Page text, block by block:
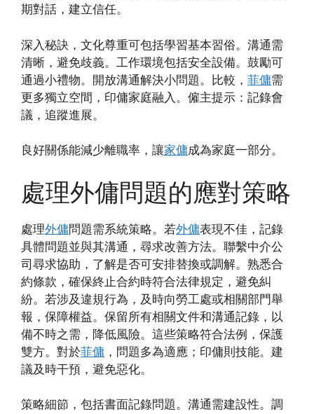
期對話，建立信任。
深入秘訣，文化尊重可包括學習基本習俗。溝通需
清晰，避免歧義。工作環境包括安全設備。鼓勵可
通過小禮物。開放溝通解決小問題。比較， 菲傭需
更多獨立空間，印傭家庭融入。僱主提示：記錄會
議，追蹤進展。
良好關係能減少離職率，讓家傭成為家庭一部分。
處理外傭問題的應對策略
處理外傭問題需系統策略。若外傭表現不佳，記錄
具體問題並與其溝通，尋求改善方法。聯繫中介公
司尋求協助，了解是否可安排替換或調解。熟悉合
約條款，確保終止合約時符合法律規定，避免糾
紛。若涉及違規行為，及時向勞工處或相關部門舉
報，保障權益。保留所有相關文件和溝通記錄，以
備不時之需，降低風險。這些策略符合法例，保護
雙方。對於菲傭 ，問題多為適應；印傭則技能。建
議及時干預，避免惡化。
策略細節，包括書面記錄問題。溝通需建設性。調